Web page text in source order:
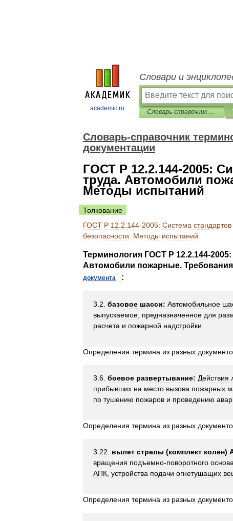
academic.ru
Словари и
Словарь-справочник терминов нормативно-технической документации
Словарь-справочник
документации
ГОСТ Р 12.2.144-2005:
труда. Автомобили
Методы испытаний
Толкование
ГОСТ Р 12 2 144-2005: Система стандартов
безопасности
Методы испытаний
Терминология ГОСТ Р 12.2.144-2005:
Автомобили пожарные. Требования
документа
:
3 2 базовое шасси: Автомобильное
выпускаемое предназначенное для
расчета и пожарной надстройки
Определения термина из разных
3 6 боевое развертывание: Действия
прибывших на место вызова пожарных
по тушению пожаров и проведению
Определения термина из разных
3 22 вылет стрелы (комплект колен)
вращения подъемно-поворотного
АПК устройства подачи огнетушащих
Определения термина из разных